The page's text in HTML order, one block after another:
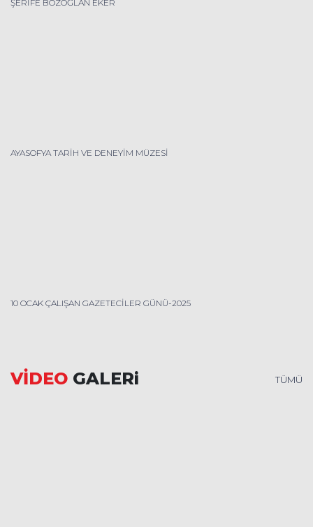
ŞERİFE BOZOĞLAN EKER
AYASOFYA TARİH VE DENEYİM MÜZESİ
10 OCAK ÇALIŞAN GAZETECİLER GÜNÜ-2025
VİDEO GALERi TÜMÜ